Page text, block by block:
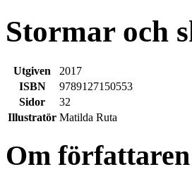
Stormar och
Utgiven
2017
ISBN
9789127150553
Sidor
32
Illustratör Matilda Ruta
Om författaren